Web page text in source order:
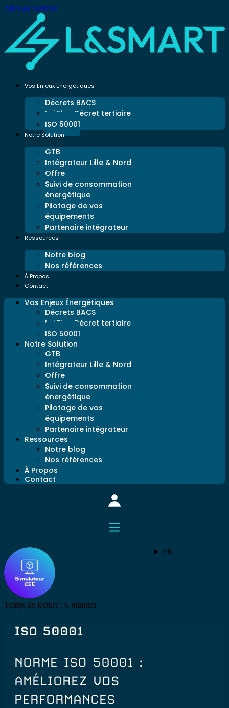
Aller au contenu
Vos Enjeux Énergétiques
Décrets BACS
Loi Elan Décret tertiaire
ISO 50001
Notre Solution
GTB
Intégrateur Lille & Nord
Offre
Suivi de consommation
énergétique
Pilotage de vos
équipements
Partenaire intégrateur
Ressources
Notre blog
Nos références
À Propos
Contact
Vos Enjeux Énergétiques
Décrets BACS
Loi Elan Décret tertiaire
ISO 50001
Notre Solution
GTB
Intégrateur Lille & Nord
Offre
Suivi de consommation
énergétique
Pilotage de vos
équipements
Partenaire intégrateur
Ressources
Notre blog
Nos références
À Propos
Contact
FR
Temps de lecture : 6 minutes
ISO 50001
NORME ISO 50001 :
AMÉLIOREZ VOS
PERFORMANCES